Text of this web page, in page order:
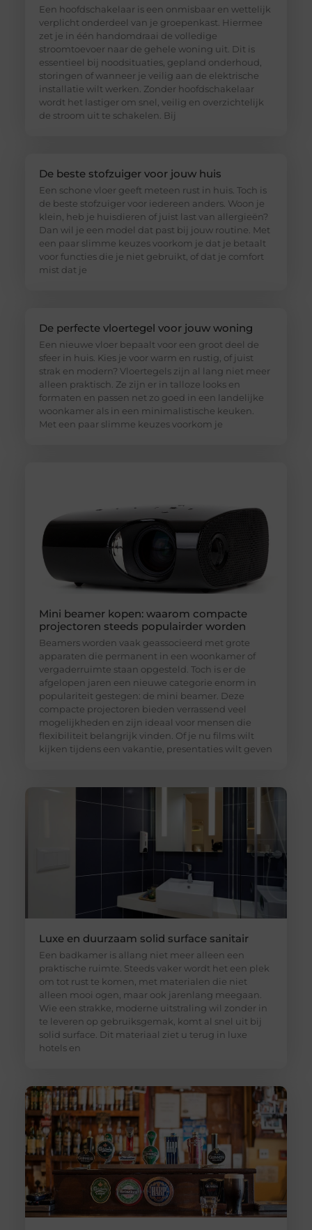
Een hoofdschakelaar is een onmisbaar en wettelijk
verplicht onderdeel van je groepenkast. Hiermee
zet je in één handomdraai de volledige
stroomtoevoer naar de gehele woning uit. Dit is
essentieel bij noodsituaties, gepland onderhoud,
storingen of wanneer je veilig aan de elektrische
installatie wilt werken. Zonder hoofdschakelaar
wordt het lastiger om snel, veilig en overzichtelijk
de stroom uit te schakelen. Bij
De beste stofzuiger voor jouw huis
Een schone vloer geeft meteen rust in huis. Toch is
de beste stofzuiger voor iedereen anders. Woon je
klein, heb je huisdieren of juist last van allergieën?
Dan wil je een model dat past bij jouw routine. Met
een paar slimme keuzes voorkom je dat je betaalt
voor functies die je niet gebruikt, of dat je comfort
mist dat je
De perfecte vloertegel voor jouw woning
Een nieuwe vloer bepaalt voor een groot deel de
sfeer in huis. Kies je voor warm en rustig, of juist
strak en modern? Vloertegels zijn al lang niet meer
alleen praktisch. Ze zijn er in talloze looks en
formaten en passen net zo goed in een landelijke
woonkamer als in een minimalistische keuken.
Met een paar slimme keuzes voorkom je
Mini beamer kopen: waarom compacte
projectoren steeds populairder worden
Beamers worden vaak geassocieerd met grote
apparaten die permanent in een woonkamer of
vergaderruimte staan opgesteld. Toch is er de
afgelopen jaren een nieuwe categorie enorm in
populariteit gestegen: de mini beamer. Deze
compacte projectoren bieden verrassend veel
mogelijkheden en zijn ideaal voor mensen die
flexibiliteit belangrijk vinden. Of je nu films wilt
kijken tijdens een vakantie, presentaties wilt geven
Luxe en duurzaam solid surface sanitair
Een badkamer is allang niet meer alleen een
praktische ruimte. Steeds vaker wordt het een plek
om tot rust te komen, met materialen die niet
alleen mooi ogen, maar ook jarenlang meegaan.
Wie een strakke, moderne uitstraling wil zonder in
te leveren op gebruiksgemak, komt al snel uit bij
solid surface. Dit materiaal ziet u terug in luxe
hotels en